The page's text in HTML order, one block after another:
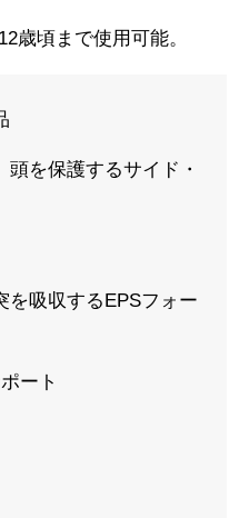
歳頃まで使用可能。
頭を保護するサイド・
を吸収するEPSフォー
ート